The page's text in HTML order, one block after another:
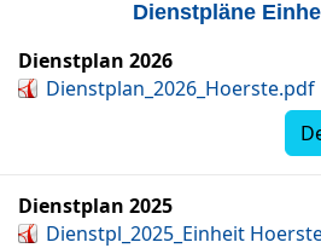
Dienstpläne
Dienstplan 2026
Dienstplan_2026_Hoerste.pdf
Dienstplan 2025
Dienstpl_2025_Einheit